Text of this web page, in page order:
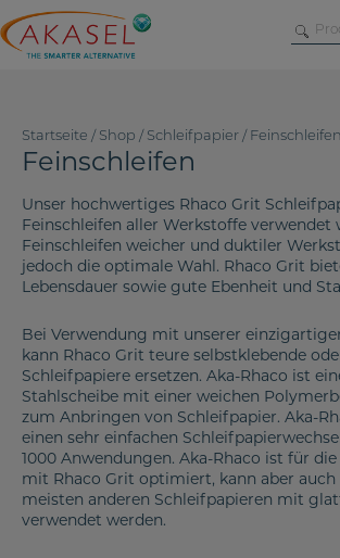
Skip
to
content
Startseite / Shop / Schleifpapier / Feinschleifen
Feinschleifen
Unser hochwertiges Rhaco Grit
Feinschleifen aller Werkstoffe verwendet
Feinschleifen weicher und duktiler
jedoch die optimale Wahl. Rhaco Grit
Lebensdauer sowie gute Ebenheit und
Bei Verwendung mit unserer
kann Rhaco Grit teure selbstklebende
Schleifpapiere ersetzen. Aka-Rhaco ist
Stahlscheibe mit einer weichen
zum Anbringen von Schleifpapier. Aka-
einen sehr einfachen
1000 Anwendungen. Aka-Rhaco ist für
mit Rhaco Grit optimiert, kann aber
meisten anderen Schleifpapieren mit
verwendet werden.